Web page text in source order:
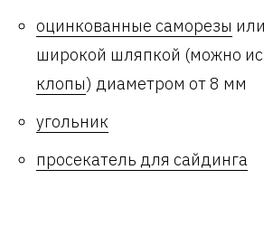
оцинкованные саморезы или
широкой шляпкой (можно
клопы) диаметром от 8 мм
угольник
просекатель для сайдинга